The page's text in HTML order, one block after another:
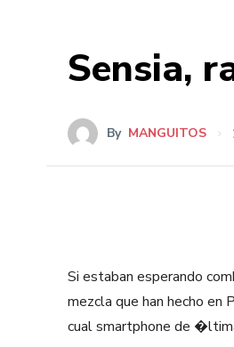
Sensia,
By MANGUITOS
Si estaban esperando
mezcla que han hecho en
cual smartphone de